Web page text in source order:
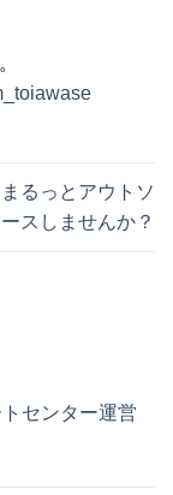
るっとアウトソ
ースしませんか？
センター運営